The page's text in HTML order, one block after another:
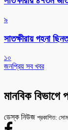
৯
সাতক্ষীরায় গহনা
১০
জনপ্রিয় সব খবর
মানবিক
ডেস্ক নিউজ প্রকাশিত: